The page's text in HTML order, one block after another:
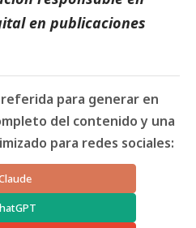
en publicaciones
para generar en
del contenido y una
para redes sociales: